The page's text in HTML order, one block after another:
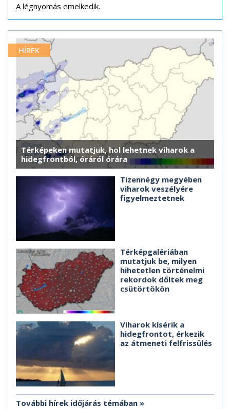
A légnyomás emelkedik.
HÍREK
Térképeken mutatjuk, hol lehetnek viharok a
hidegfrontból, óráról órára
Tizennégy megyében
viharok veszélyére
figyelmeztetnek
Térképgalériában
mutatjuk be, milyen
hihetetlen történelmi
rekordok dőltek meg
csütörtökön
Viharok kísérik a
hidegfrontot, érkezik
az átmeneti felfrissülés
További hírek időjárás témában